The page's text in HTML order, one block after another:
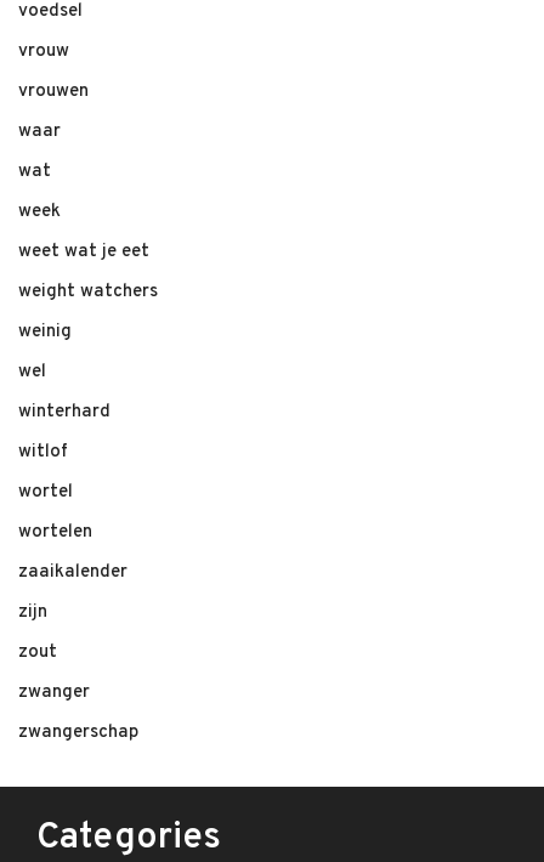
voedsel
vrouw
vrouwen
waar
wat
week
weet wat je eet
weight watchers
weinig
wel
winterhard
witlof
wortel
wortelen
zaaikalender
zijn
zout
zwanger
zwangerschap
Categories